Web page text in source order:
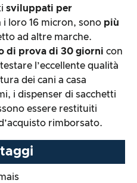
sviluppati per
i loro 16 micron, sono più
ad altre marche.
di prova di 30 giorni con
l’eccellente qualità
dei cani a casa
i dispenser di sacchetti
essere restituiti
rimborsato.